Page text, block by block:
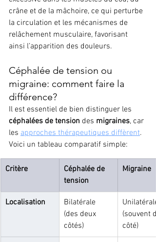
crâne et de la mâchoire, ce qui perturbe
la circulation et les mécanismes de
relâchement musculaire, favorisant
ainsi l’apparition des douleurs.
Céphalée de tension ou
migraine: comment faire la
différence?
Il est essentiel de bien distinguer les
céphalées de tension des migraines, car
les approches thérapeutiques diffèrent.
Voici un tableau comparatif simple:
Critère
Céphalée de
tension
Migraine
Localisation
Bilatérale
(des deux
côtés)
Unilatérale
(souvent
côté)